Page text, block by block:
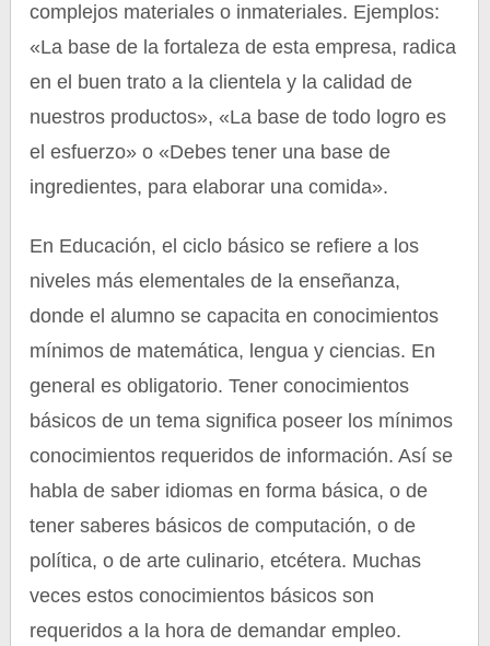
complejos materiales o inmateriales. Ejemplos:
«La base de la fortaleza de esta empresa, radica
en el buen trato a la clientela y la calidad de
nuestros productos», «La base de todo logro es
el esfuerzo» o «Debes tener una base de
ingredientes, para elaborar una comida».
En Educación, el ciclo básico se refiere a los
niveles más elementales de la enseñanza,
donde el alumno se capacita en conocimientos
mínimos de matemática, lengua y ciencias. En
general es obligatorio. Tener conocimientos
básicos de un tema significa poseer los mínimos
conocimientos requeridos de información. Así se
habla de saber idiomas en forma básica, o de
tener saberes básicos de computación, o de
política, o de arte culinario, etcétera. Muchas
veces estos conocimientos básicos son
requeridos a la hora de demandar empleo.